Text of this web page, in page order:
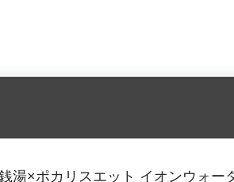
銭湯×ポカリスエット イオンウォー